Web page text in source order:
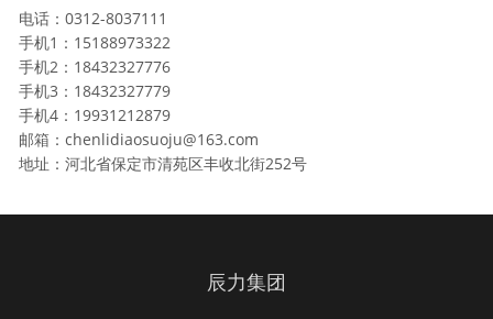
电话：0312-8037111
手机1：15188973322
手机2：18432327776
手机3：18432327779
手机4：19931212879
邮箱：chenlidiaosuoju@163.com
地址：河北省保定市清苑区丰收北街252号
辰力集团